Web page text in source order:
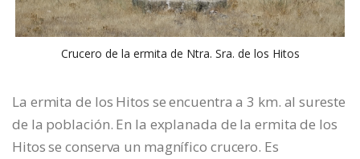
Crucero de la ermita de Ntra. Sra. de los Hitos
La ermita de los Hitos se encuentra a 3 km. al sureste
de la población. En la explanada de la ermita de los
Hitos se conserva un magnífico crucero. Es